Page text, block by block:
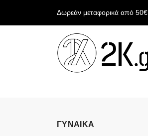
Δωρεάν μεταφορικά από 50€
ΓΥΝΑΙΚΑ